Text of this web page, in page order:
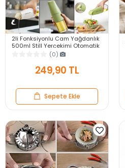
2li Fonksiyonlu Cam Yağdanlık
500ml Still Yerçekimi Otomatik
Kapak Damlatmayan Ağızlı
(0)
249,90 TL
Sepete Ekle